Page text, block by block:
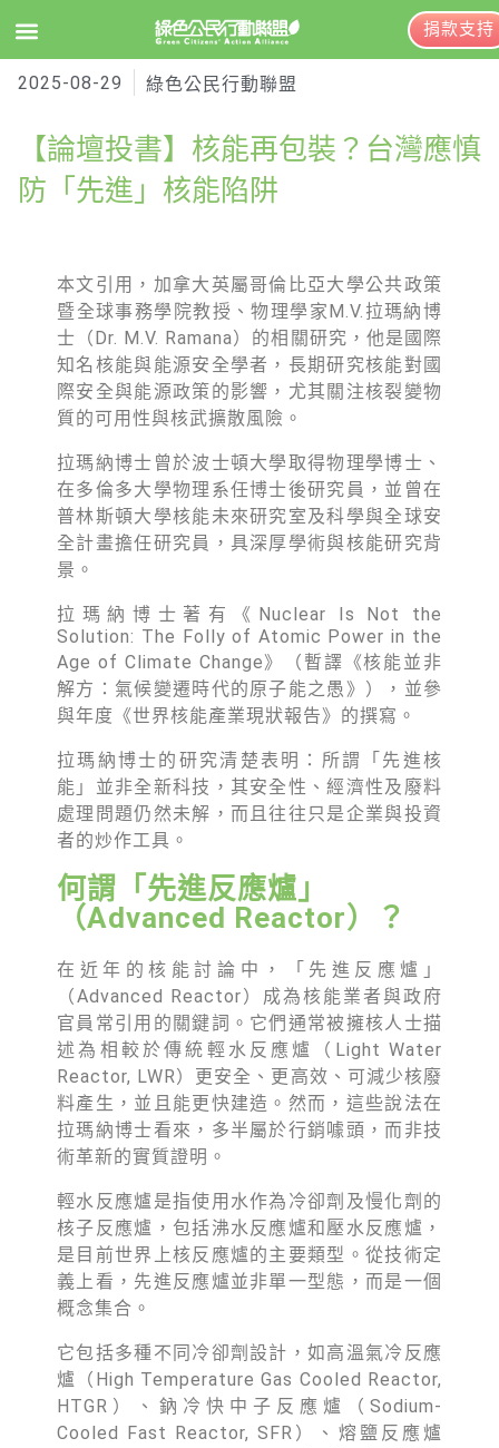
關於綠盟
大事記
綠盟團隊
聯絡資訊
捐款徵信
年度報告與財報
綠盟倡議
廢除核電
透明足跡
綠盟觀點
新聞稿及聲明
投書及專欄
工作側記
參與綠盟
捐款支持
徵才資訊
活動行事曆
活動紀錄
教育推廣申請
EN
捐款支持
2025-08-29 綠色公民行動聯盟
【論壇投書】核能再包裝？台灣應慎
防「先進」核能陷阱
本文引用，加拿大英屬哥倫比亞大學公共政策
暨全球事務學院教授、物理學家M.V.拉瑪納博
士（Dr. M.V. Ramana）的相關研究，他是國際
知名核能與能源安全學者，長期研究核能對國
際安全與能源政策的影響，尤其關注核裂變物
質的可用性與核武擴散風險。
拉瑪納博士曾於波士頓大學取得物理學博士、
在多倫多大學物理系任博士後研究員，並曾在
普林斯頓大學核能未來研究室及科學與全球安
全計畫擔任研究員，具深厚學術與核能研究背
景。
拉瑪納博士著有《Nuclear Is Not the
Solution: The Folly of Atomic Power in the
Age of Climate Change》（暫譯《核能並非
解方：氣候變遷時代的原子能之愚》），並參
與年度《世界核能產業現狀報告》的撰寫。
拉瑪納博士的研究清楚表明：所謂「先進核
能」並非全新科技，其安全性、經濟性及廢料
處理問題仍然未解，而且往往只是企業與投資
者的炒作工具。
何謂「先進反應爐」
（Advanced Reactor）？
在近年的核能討論中，「先進反應爐」
（Advanced Reactor）成為核能業者與政府
官員常引用的關鍵詞。它們通常被擁核人士描
述為相較於傳統輕水反應爐（Light Water
Reactor, LWR）更安全、更高效、可減少核廢
料產生，並且能更快建造。然而，這些說法在
拉瑪納博士看來，多半屬於行銷噱頭，而非技
術革新的實質證明。
輕水反應爐是指使用水作為冷卻劑及慢化劑的
核子反應爐，包括沸水反應爐和壓水反應爐，
是目前世界上核反應爐的主要類型。從技術定
義上看，先進反應爐並非單一型態，而是一個
概念集合。
它包括多種不同冷卻劑設計，如高溫氣冷反應
爐（High Temperature Gas Cooled Reactor,
HTGR）、鈉冷快中子反應爐（Sodium-
Cooled Fast Reactor, SFR）、熔鹽反應爐